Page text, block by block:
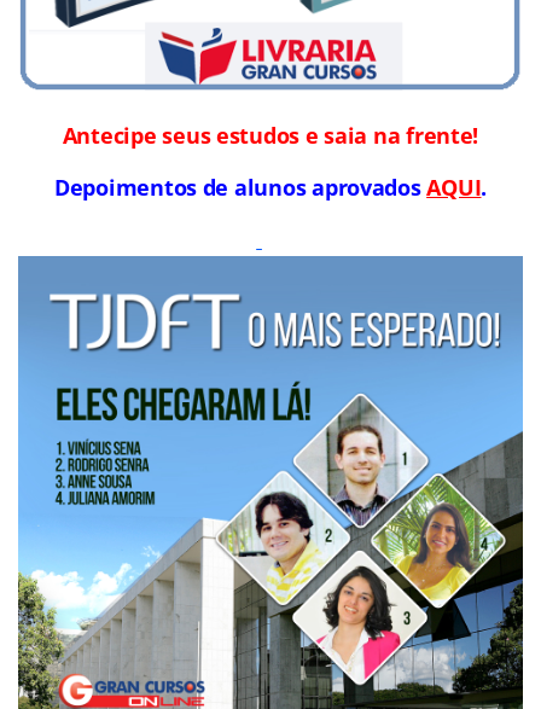
Antecipe seus estudos e saia na frente!
Depoimentos de alunos aprovadosAQUI.